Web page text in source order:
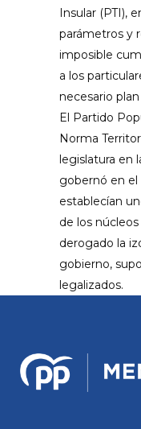
Insular (PTI),
parámetros y
imposible
a los
necesario
El Partido
Norma
legislatura en
gobernó en el
establecían
de los
derogado la
gobierno,
legalizados.